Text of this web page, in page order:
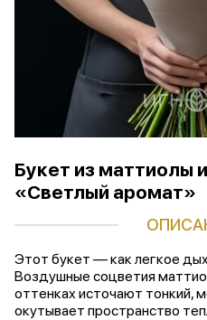
Букет из маттиолы
«Светлый аромат»
Этот букет — как легкое
Воздушные соцветия
оттенках источают тонкий,
окутывает пространство